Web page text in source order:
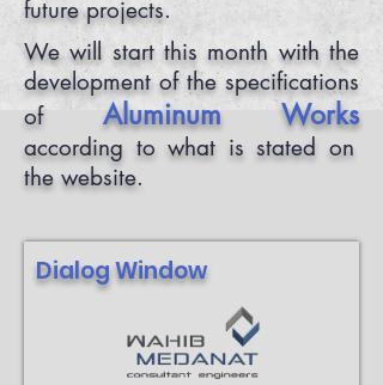
future projects.
We will start this month with the
development of the specifications
ofAluminum Works
according to what is stated on
the website.
Dialog Window